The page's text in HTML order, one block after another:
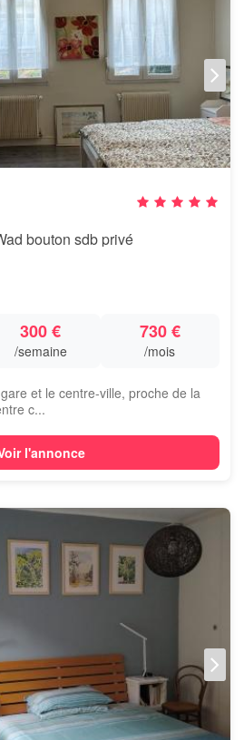
bouton sdb privé
300 €
/semaine
730 €
/mois
et le centre-ville, proche de la
c...
l'annonce